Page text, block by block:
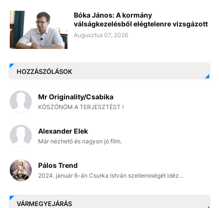
Bóka János: A kormány
válságkezelésből elégtelenre vizsgázott
Augusztus 07, 2026
HOZZÁSZÓLÁSOK
Mr Originality/Csabika
KÖSZÖNÖM A TERJESZTÉST !
Alexander Elek
Már nézhető és nagyon jó film.
Pálos Trend
2024. január 6-án Csurka István szellemiségét idéz...
VÁRMEGYEJÁRÁS